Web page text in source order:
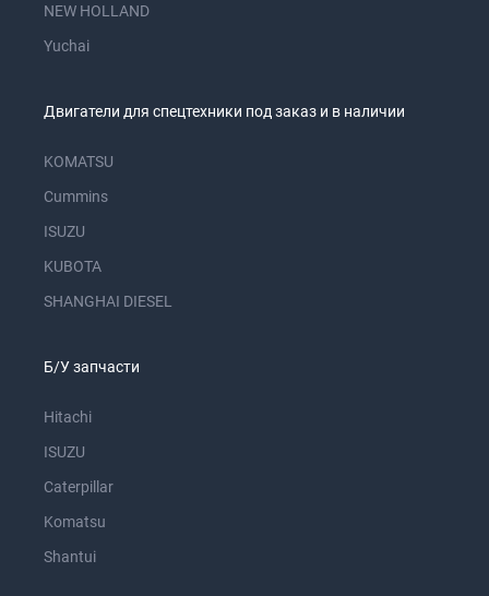
NEW HOLLAND
Yuchai
Двигатели для спецтехники под заказ и в наличии
KOMATSU
Cummins
ISUZU
KUBOTA
SHANGHAI DIESEL
Б/У запчасти
Hitachi
ISUZU
Caterpillar
Komatsu
Shantui